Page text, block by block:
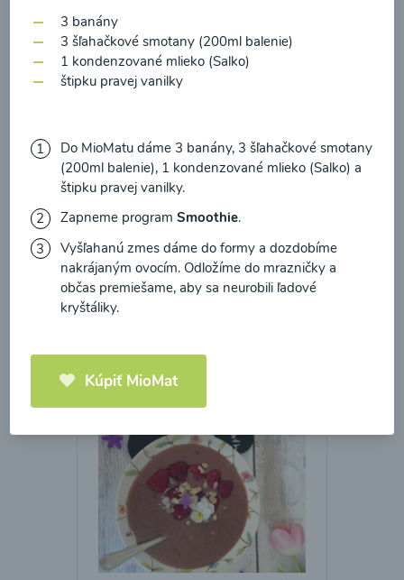
Brokolicové cappuccino
3 banány
3 šľahačkové smotany (200ml balenie)
1 kondenzované mlieko (Salko)
štipku pravej vanilky
Do MioMatu dáme 3 banány, 3 šľahačkové smotany
(200ml balenie), 1 kondenzované mlieko (Salko) a
štipku pravej vanilky.
Zapneme programSmoothie.
Vyšľahanú zmes dáme do formy a dozdobíme
nakrájaným ovocím. Odložíme do mrazničky a
občas premiešame, aby sa neurobili ľadové
kryštáliky.
Kúpiť MioMat
prečítal(a) informácie o Ochrane osobných
údajova súhlasím s nimi.